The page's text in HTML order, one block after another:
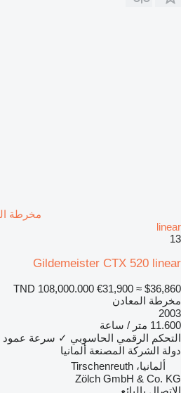
linear
13
Gildemeister CTX 520 linear
TND 108,000.000 €31,900 ≈ $36,860
مخرطة المعادن
2003
11.600 متر / ساعة
التحكم الرقمي الحاسوبي ✓ سرعة عمود
دولة الشركة المصنعة ألمانيا
ألمانيا، Tirschenreuth
Zölch GmbH & Co. KG
الاتصال بالبائع